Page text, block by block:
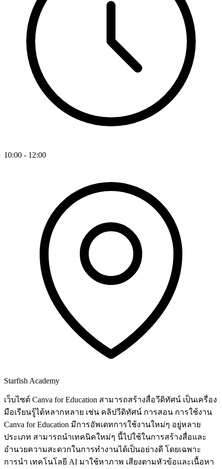
10:00 - 12:00
Starfish Academy
เว็บไซต์ Canva for Education สามารถสร้างสื่อวีดิทัศน์ เป็นเครื่อง
มือเรียนรู้ได้หลากหลาย เช่น คลิปวีดิทัศน์ การสอน การใช้งาน
Canva for Education มีการอัพเดทการใช้งานใหม่ๆ อยู่หลาย
ประเภท สามารถนำเทคนิคใหม่ๆ นี้ไปใช้ในการสร้างสื่อและ
อำนวยความสะดวกในการทำงานได้เป็นอย่างดี โดยเฉพาะ
การนำ เทคโนโลยี AI มาใช้หาภาพ เสียงตามหัวข้อและเนื้อหา